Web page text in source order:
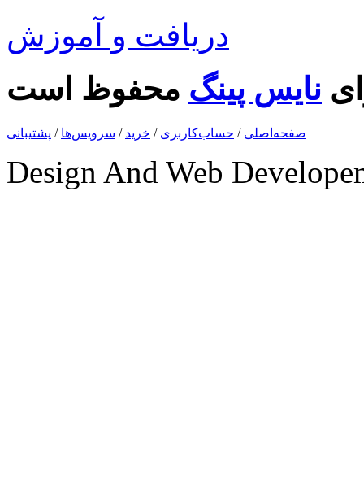
دریافت و آموزش
نایس پینگ
صفحه‌اصلی / حساب‌کاربری / خرید / سرویس‌ها / پشتیبانی
Design And Web